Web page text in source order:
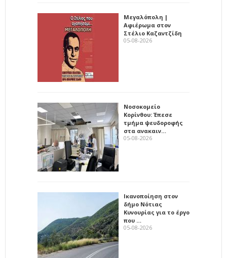
Μεγαλόπολη |
Αφιέρωμα στον
Στέλιο Καζαντζίδη
05-08-2026
Νοσοκομείο
Κορίνθου: Έπεσε
τμήμα ψευδοροφής
στα ανακαιν…
05-08-2026
Ικανοποίηση στον
δήμο Νότιας
Κυνουρίας για το έργο
που …
05-08-2026